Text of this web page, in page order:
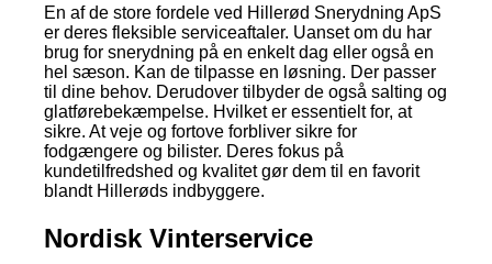
En af de store fordele ved Hillerød Snerydning ApS
er deres fleksible serviceaftaler. Uanset om du har
brug for snerydning på en enkelt dag eller også en
hel sæson. Kan de tilpasse en løsning. Der passer
til dine behov. Derudover tilbyder de også salting og
glatførebekæmpelse. Hvilket er essentielt for, at
sikre. At veje og fortove forbliver sikre for
fodgængere og bilister. Deres fokus på
kundetilfredshed og kvalitet gør dem til en favorit
blandt Hillerøds indbyggere.
Nordisk Vinterservice